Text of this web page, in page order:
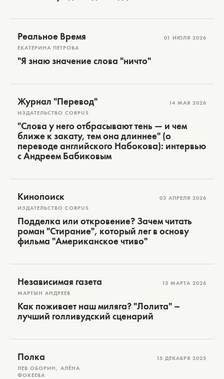
Реальное Время
ЕКАТЕРИНА ПЕТРОВА
01 ИЮЛЯ 2026
"Я знаю значение слова "ничто"
Журнал "Перевод"
ИЗДАТЕЛЬСТВО CORPUS
14 МАЯ 2026
"Слова у него отбрасывают тень — и чем
ближе к закату, тем она длиннее" (о
переводе английского Набокова): интервью
с Андреем Бабиковым
Кинопоиск
ИЗДАТЕЛЬСТВО CORPUS
03 АПРЕЛЯ 2026
Подделка или откровение? Зачем читать
роман "Стирание", который лег в основу
фильма "Американское чтиво"
Независимая газета
МАРТЫН АНДРЕЕВ
13 МАРТА 2026
Как поживает наш миляга? "Лолита" –
лучший голливудский сценарий
Полка
ЛЕВ ОБОРИН, АЛЁНА
ФОКЕЕВА
15 ДЕКАБРЯ 2025